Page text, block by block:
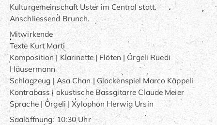
Kulturgemeinschaft Uster im Central statt.
Anschliessend Brunch.
Mitwirkende
Texte Kurt Marti
Komposition | Klarinette | Flöten | Örgeli Ruedi
Häusermann
Schlagzeug | Asa Chan | Glockenspiel Marco Käppeli
Kontrabass | akustische Bassgitarre Claude Meier
Sprache | Örgeli | Xylophon Herwig Ursin
Saalöffnung: 10:30 Uhr